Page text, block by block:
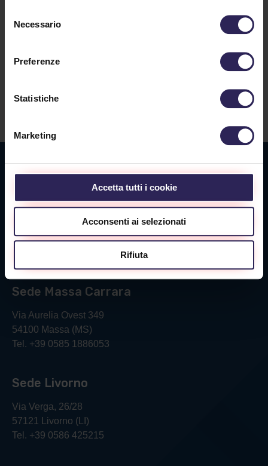
delNecessario
Preferenze
Statistiche
Marketing
Accetta tutti i cookie
Acconsenti ai selezionati
Rifiuta
Lavora con noi
Sede La Spezia
Via Privata O.T.O., 33
19136 La Spezia (SP)
Tel. +39 0187 564 859
Sede Massa Carrara
Via Aurelia Ovest 349
54100 Massa (MS)
Tel. +39 0585 1886053
Sede Livorno
Via Verga, 26/28
57121 Livorno (LI)
Tel. +39 0586 425215